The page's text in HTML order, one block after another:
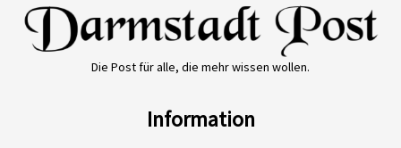
Die Post für alle, die mehr wissen wollen.
Information